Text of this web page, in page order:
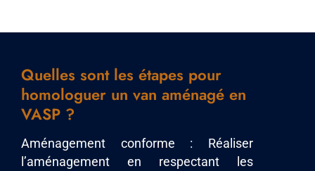
Quelles sont les étapes pour
homologuer un van aménagé en
VASP ?
Aménagement conforme : Réaliser
l’aménagement en respectant les